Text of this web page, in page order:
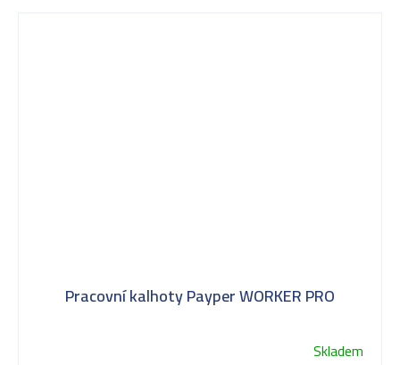
Pracovní kalhoty Payper WORKER PRO
Skladem